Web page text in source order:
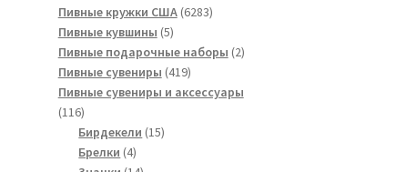
товаров
Пивные кружки США 62836283
Пивные кувшины 55
товаров
Пивные подарочные наборы 22
Пивные сувениры 419419
товаров
Пивные сувениры и аксессуары
116116
товаров
Бирдекели 1515
Брелки 44